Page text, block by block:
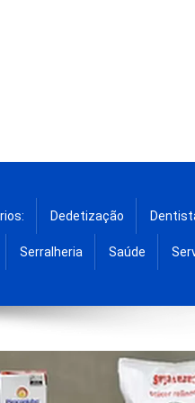
Dedetização
Serralheria Saúde